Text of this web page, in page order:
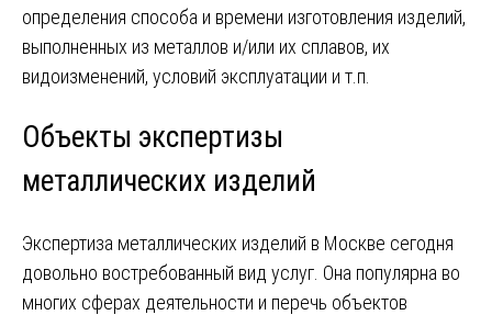
определения способа и времени изготовления изделий,
выполненных из металлов и/или их сплавов, их
видоизменений, условий эксплуатации и т.п.
Объекты экспертизы
металлических изделий
Экспертиза металлических изделий в Москве сегодня
довольно востребованный вид услуг. Она популярна во
многих сферах деятельности и перечь объектов